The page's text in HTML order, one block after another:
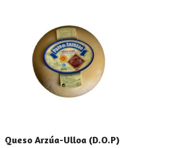
Queso Arzúa-Ulloa (D.O.P)